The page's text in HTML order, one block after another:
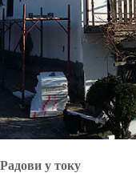
Радови у току